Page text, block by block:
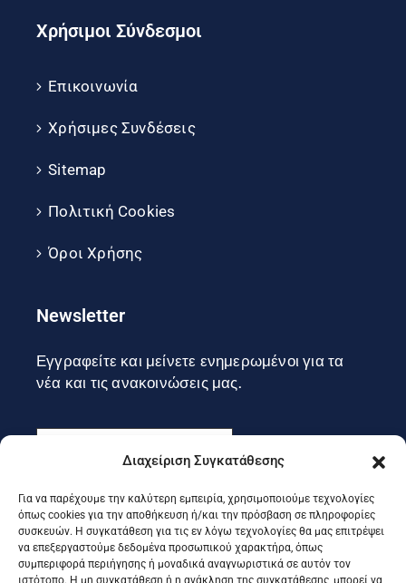
Διαχείριση Συγκατάθεσης
Για να παρέχουμε την καλύτερη εμπειρία, χρησιμοποιούμε τεχνολογίες
όπως cookies για την αποθήκευση ή/και την πρόσβαση σε πληροφορίες
συσκευών. Η συγκατάθεση για τις εν λόγω τεχνολογίες θα μας επιτρέψει
να επεξεργαστούμε δεδομένα προσωπικού χαρακτήρα, όπως
συμπεριφορά περιήγησης ή μοναδικά αναγνωριστικά σε αυτόν τον
ιστότοπο. Η μη συγκατάθεση ή η ανάκληση της συγκατάθεσης, μπορεί να
Χρήσιμοι Σύνδεσμοι
Επικοινωνία
Χρήσιμες Συνδέσεις
Sitemap
Πολιτική Cookies
Όροι Χρήσης
Newsletter
Εγγραφείτε και μείνετε ενημερωμένοι για τα
νέα και τις ανακοινώσεις μας.
Εγγραφή